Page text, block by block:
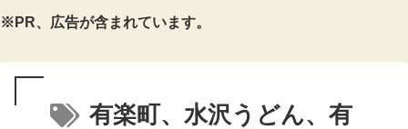
※PR、広告が含まれています。
有楽町、水沢うどん、有